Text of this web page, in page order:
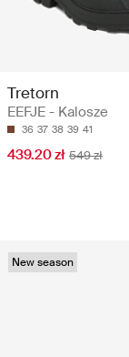
Tretorn
EEFJE - Kalosze
36 37 38 39 41
439.20 zł 549 zł
New season